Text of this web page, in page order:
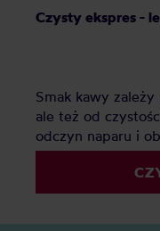
Czysty ekspres -
Smak kawy
ale też od
odczyn naparu i
kawie zostawiają
pogarszają smak i
zużycie urządzeń